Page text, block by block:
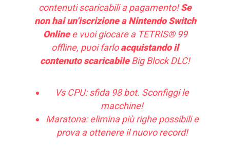
contenuti scaricabili a pagamento!Se
non hai un’iscrizione a Nintendo Switch
Onlinee vuoi giocare a TETRIS® 99
offline, puoi farloacquistando il
contenuto scaricabileBig Block DLC!
Vs CPU: sfida 98 bot. Sconfiggi le
macchine!
Maratona: elimina più righe possibili e
prova a ottenere il nuovo record!